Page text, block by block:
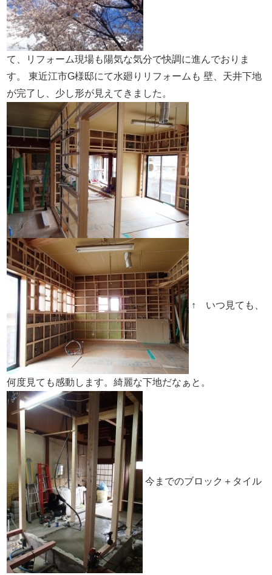
て、リフォーム現場も陽気な気分で快調に進んでおりま
す。
東近江市G様邸にて水廻りリフォームも 壁、天井下地
が完了し、少し形が見えてきました。
↑ いつ見ても、
何度見ても感動します。綺麗な下地だなぁと。
今までのブロック＋タイル